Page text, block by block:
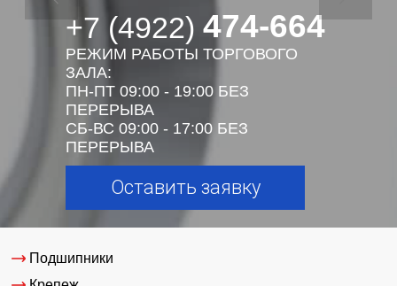
+7 (4922) 474-664
РЕЖИМ РАБОТЫ ТОРГОВОГО
ЗАЛА:
ПН-ПТ 09:00 - 19:00 БЕЗ
ПЕРЕРЫВА
СБ-ВС 09:00 - 17:00 БЕЗ
ПЕРЕРЫВА
Оставить заявку
Подшипники